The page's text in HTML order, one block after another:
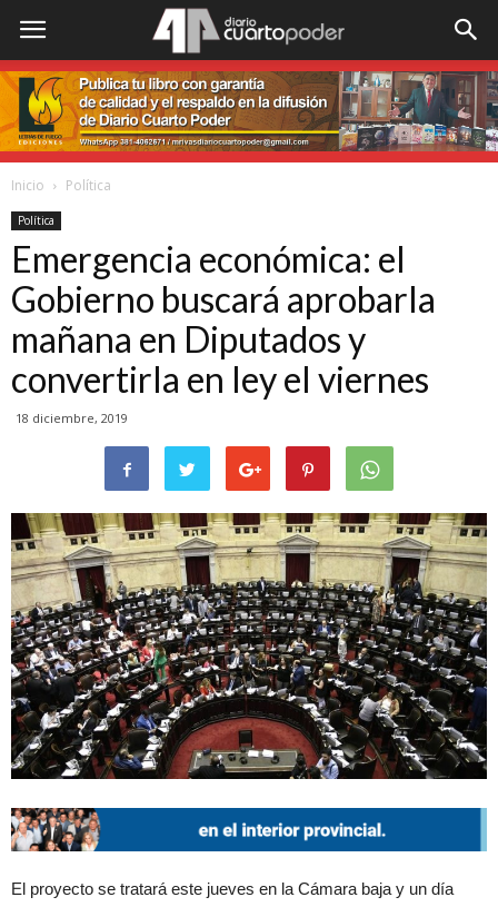
Inicio Política
Política
Emergencia económica: el
Gobierno buscará aprobarla
mañana en Diputados y
convertirla en ley el viernes
18 diciembre, 2019
El proyecto se tratará este jueves en la Cámara baja y un día